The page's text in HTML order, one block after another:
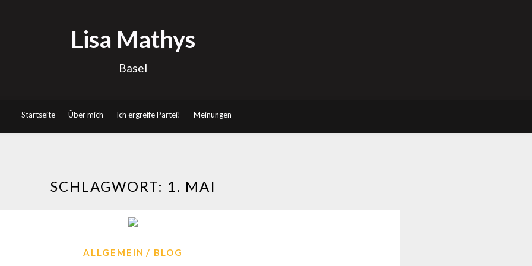
Lisa Mathys
Basel
Startseite Über mich Ich ergreife Partei! Meinungen
SCHLAGWORT: 1. MAI
ALLGEMEIN BLOG